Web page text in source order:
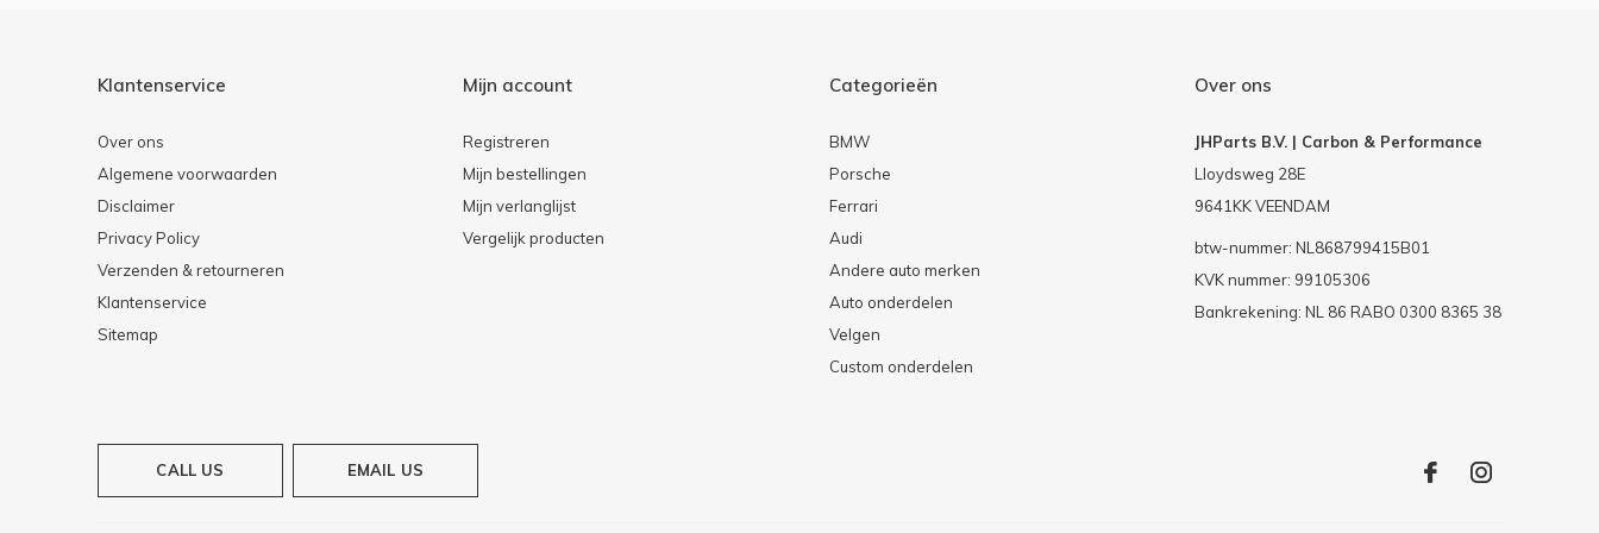
Klantenservice
Over ons
Algemene voorwaarden
Disclaimer
Privacy Policy
Verzenden & retourneren
Klantenservice
Sitemap
Mijn account
Registreren
Mijn bestellingen
Mijn verlanglijst
Vergelijk producten
Categorieën
BMW
Porsche
Ferrari
Audi
Andere auto merken
Auto onderdelen
Velgen
Custom onderdelen
Over ons
JHParts B.V. | Carbon & Performance
Lloydsweg 28E
9641KK VEENDAM
btw-nummer: NL868799415B01
KVK nummer: 99105306
Bankrekening: NL 86 RABO 0300 8365 38
CALL US EMAIL US